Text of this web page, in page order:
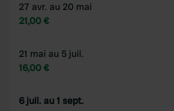
27 avr. au 20 mai
21,00 €
21 mai au 5 juil.
16,00 €
6 juil. au 1 sept.